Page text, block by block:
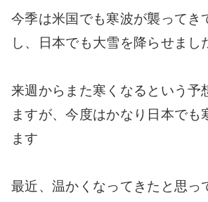
今季は米国でも寒波が襲ってき
し、日本でも大雪を降らせまし
来週からまた寒くなるという予
ますが、今度はかなり日本でも
ます
最近、温かくなってきたと思っ